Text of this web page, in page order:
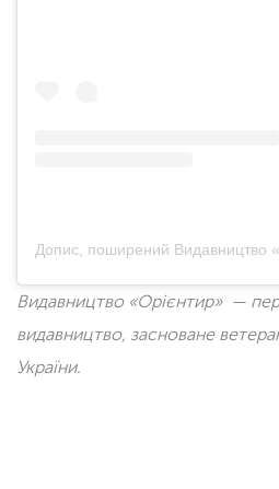
Видавництво «Орієнтир» —
видавництво, засноване
України.